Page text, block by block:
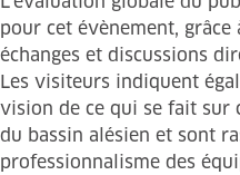
pour cet évènement,
échanges et discussions
Les visiteurs indiquent
vision de ce qui se fait sur
du bassin alésien et sont
professionnalisme des